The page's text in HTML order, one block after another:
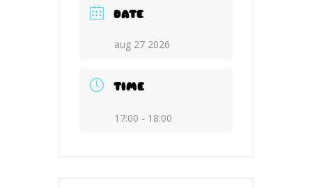
DATE
aug 27 2026
TIME
17:00 - 18:00